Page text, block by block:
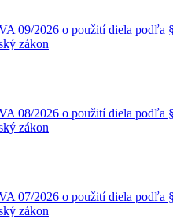
09/2026 o použití diela podľa
zákon
08/2026 o použití diela podľa
zákon
07/2026 o použití diela podľa
zákon